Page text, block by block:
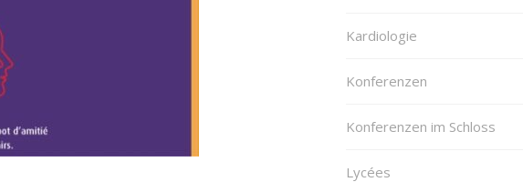
Kardiologie
Konferenzen
Konferenzen im Schloss
Lycées